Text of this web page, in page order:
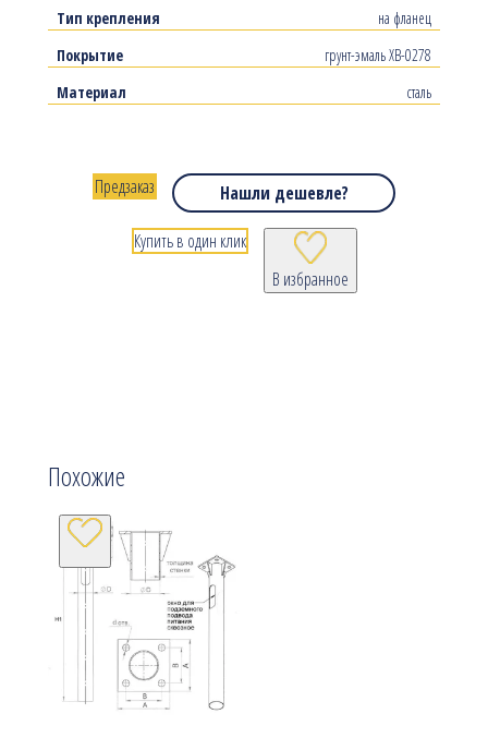
Тип крепления
на фланец
Покрытие
грунт-эмаль ХВ-0278
Материал
сталь
Нашли дешевле?
В избранное
Предзаказ
Купить в один клик
Похожие